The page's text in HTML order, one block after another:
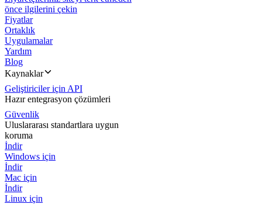
önce ilgilerini çekin
Fiyatlar
Ortaklık
Uygulamalar
Yardım
Blog
Kaynaklar
Geliştiriciler için API
Hazır entegrasyon çözümleri
Güvenlik
Uluslararası standartlara uygun
koruma
İndir
Windows için
İndir
Mac için
İndir
Linux için